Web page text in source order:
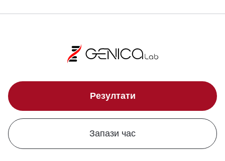
Резултати
Запази час